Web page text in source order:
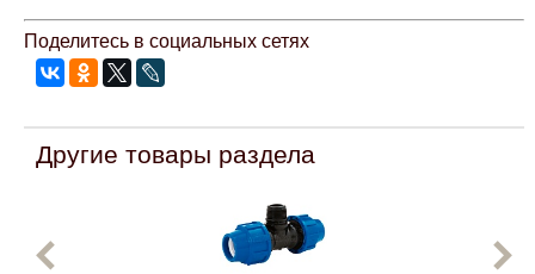
Поделитесь в социальных сетях
Другие товары раздела
Mitsubishi
Opel
Renault